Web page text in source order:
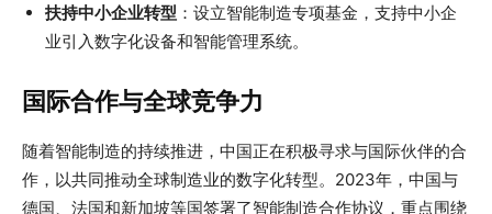
扶持中小企业转型 ：设立智能制造专项基金，支持中小企
业引入数字化设备和智能管理系统。
国际合作与全球竞争力
随着智能制造的持续推进，中国正在积极寻求与国际伙伴的合
作，以共同推动全球制造业的数字化转型。2023年，中国与
德国、法国和新加坡等国签署了智能制造合作协议，重点围绕